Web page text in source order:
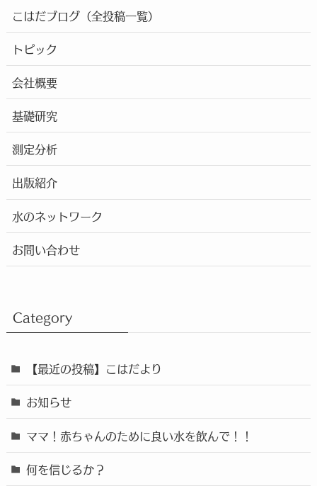
こはだブログ（全投稿一覧）
トピック
会社概要
基礎研究
測定分析
出版紹介
水のネットワーク
お問い合わせ
Category
【最近の投稿】こはだより
お知らせ
ママ！赤ちゃんのために良い水を飲んで！！
何を信じるか？